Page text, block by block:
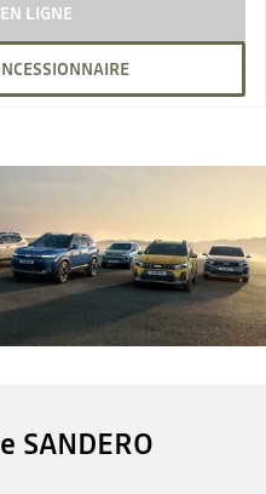
LIGNE
SANDERO